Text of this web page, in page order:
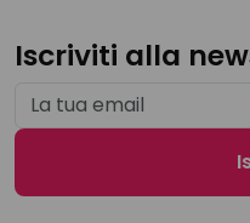
Iscriviti alla